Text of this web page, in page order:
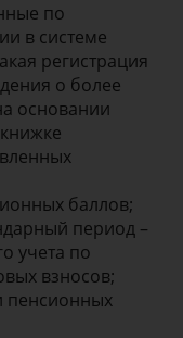
по
в системе
регистрация
о более
основании
баллов;
период –
учета по
взносов;
пенсионных